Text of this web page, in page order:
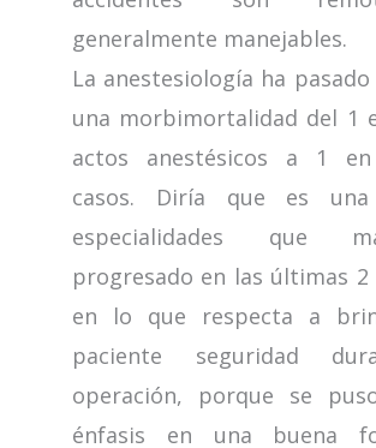
generalmente manejables.
La anestesiología ha
una morbimortalidad del 1
actos anestésicos a 1 en
casos. Diría que es
especialidades que
progresado en las últimas 2
en lo que respecta a
paciente seguridad
operación, porque se
énfasis en una buena